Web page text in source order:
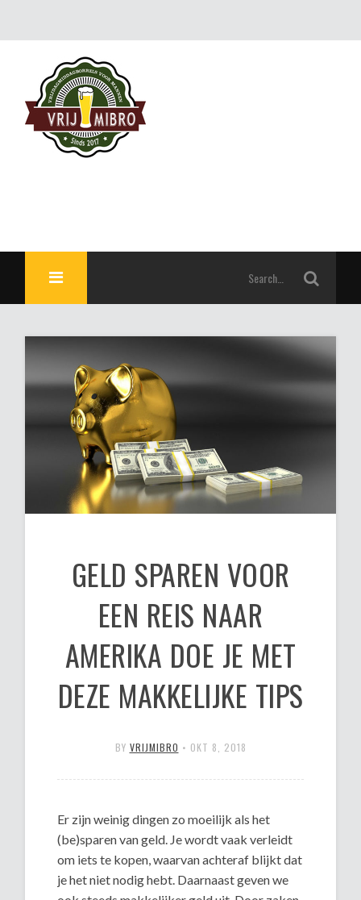
GELD SPAREN VOOR
EEN REIS NAAR
AMERIKA DOE JE MET
DEZE MAKKELIJKE TIPS
BY VRIJMIBRO • OKT 8, 2018
Er zijn weinig dingen zo moeilijk als het
(be)sparen van geld. Je wordt vaak verleidt
om iets te kopen, waarvan achteraf blijkt dat
je het niet nodig hebt. Daarnaast geven we